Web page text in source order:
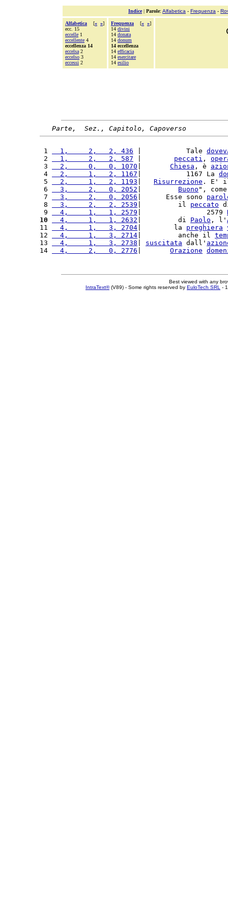
Indice| Parole: Alfabetica - Frequenza -
Alfabetica [« »]
ecc. 15
eccelle 1
eccellente 4
eccellenza 14
eccelsa 2
eccelso 3
eccessi 2
Frequenza [« »]
14 divini
14 donata
14 donum
14 eccellenza
14 efficacia
14 esercitare
14 esilio
Parte,  Sez., Capitolo, Capoverso
1
  1,     2,   2, 436
|           Tale
2
  1,     2,   2, 587
peccati ,
3
  2,     0,   0, 1070
Chiesa , è
4
  2,     1,   2, 1167
|           1167 La
5
  2,     1,   2, 1193
Risurrezione . E'
6
  3,     2,   0, 2052
Buono ",
7
  3,     2,   0, 2056
|      Esse sono
8
  3,     2,   2, 2539
|         il peccato
9
  4,     1,   1, 2579
|                2579
10
  4,     1,   1, 2632
|         di Paolo , l'
11
  4,     1,   3, 2704
|        la preghiera
12
  4,     1,   3, 2714
|         anche il
13
  4,     1,   3, 2738
suscitata dall'
14
  4,     2,   0, 2776
Orazione
Best viewed with any
IntraText®(V89) - Some rights reserved by EuloTech SRL -